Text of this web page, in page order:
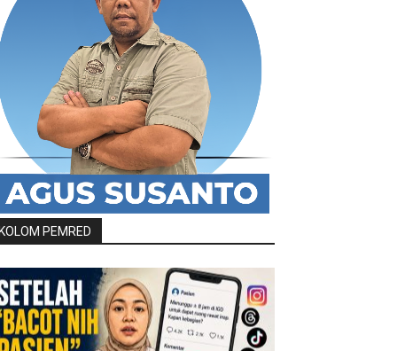
KOLOM PEMRED